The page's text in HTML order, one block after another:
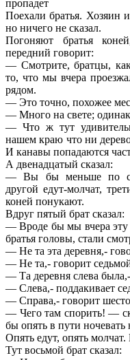
пропадет
Поехали братья. Хозяин
но ничего не сказал.
Погоняют братья
передний говорит:
— Смотрите, братцы,
то, что мы вчера
рядом.
— Это точно, похожее
— Много на свете;
— Что ж тут
нашем краю что ни
И канавы попадаются
А двенадцатый сказал:
— Вы бы меньше по
другой едут-молчат,
коней понукают.
Вдруг пятый брат сказал:
— Вроде бы мы вчера эту
братья головы, стали
— Не та эта деревня,-
— Не та,- говорит
— Та деревня слева
— Слева,- поддакивает
— Справа,- говорит
— Чего там спорить! —
бы опять в пути
Опять едут, опять
Тут восьмой брат сказал: